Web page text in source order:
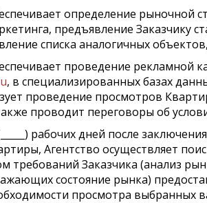
определение рыночной
предъявление Заказчику
списка аналогичных
проведение
, в специализированных базах
проведение просмотров
проводит переговоры об
рабочих дней после
Агентство осуществляет
требований Заказчика (анализ
состояние рынка)
просмотра выбранных